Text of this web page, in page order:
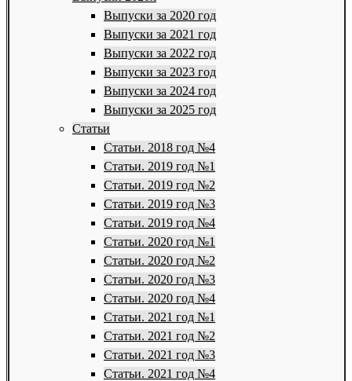
Выпуски за 2020 год
Выпуски за 2021 год
Выпуски за 2022 год
Выпуски за 2023 год
Выпуски за 2024 год
Выпуски за 2025 год
Статьи
Статьи. 2018 год №4
Статьи. 2019 год №1
Статьи. 2019 год №2
Статьи. 2019 год №3
Статьи. 2019 год №4
Статьи. 2020 год №1
Статьи. 2020 год №2
Статьи. 2020 год №3
Статьи. 2020 год №4
Статьи. 2021 год №1
Статьи. 2021 год №2
Статьи. 2021 год №3
Статьи. 2021 год №4